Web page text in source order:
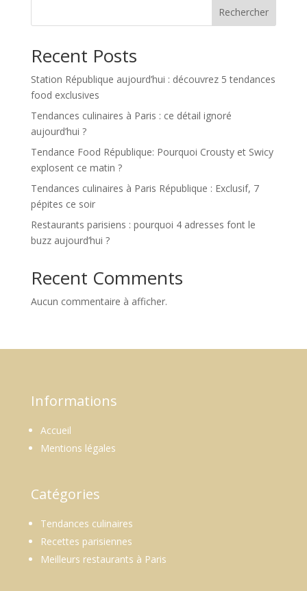
Rechercher
Recent Posts
Station République aujourd’hui : découvrez 5 tendances
food exclusives
Tendances culinaires à Paris : ce détail ignoré
aujourd’hui ?
Tendance Food République: Pourquoi Crousty et Swicy
explosent ce matin ?
Tendances culinaires à Paris République : Exclusif, 7
pépites ce soir
Restaurants parisiens : pourquoi 4 adresses font le
buzz aujourd’hui ?
Recent Comments
Aucun commentaire à afficher.
Informations
Accueil
Mentions légales
Catégories
Tendances culinaires
Recettes parisiennes
Meilleurs restaurants à Paris